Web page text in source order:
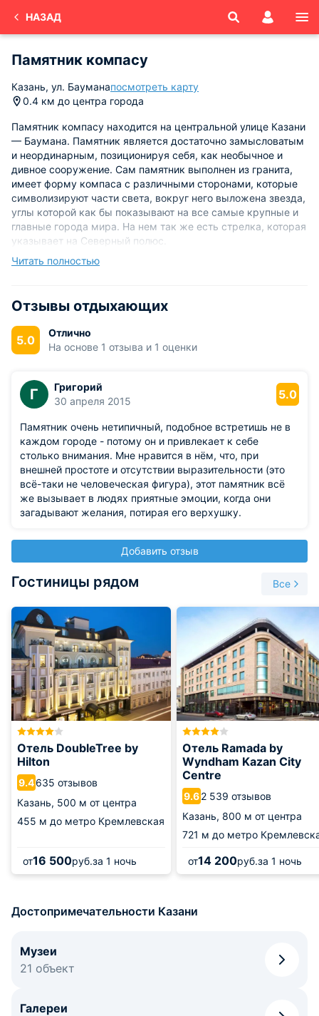
НАЗАД
Памятник компасу
Казань, ул. Бауманапосмотреть карту
0.4 км до центра города
Памятник компасу находится на центральной улице Казани
— Баумана. Памятник является достаточно замысловатым
и неординарным, позиционируя себя, как необычное и
дивное сооружение. Сам памятник выполнен из гранита,
имеет форму компаса с различными сторонами, которые
символизируют части света, вокруг него выложена звезда,
углы которой как бы показывают на все самые крупные и
главные города мира. На нем так же есть стрелка, которая
указывает на Северный полюс.
Создатели считают, что Казань является центром
естественно такое мнение вызывает огромные споры и
недовольство, но создателям думают по-другому. Именно
этот памятник очень популярен среди горожан, так как
является центровым местом для многих встреч и
свиданий, у всех жителей есть мнение, что если потереть
желаний, но только нужно этого очень желать и хотеть,
говорят, что памятник чувствует людей и дает им
вдохновение и положительный заряд, для некоторых
людей этот памятник становится музой, которой потом
посвящают песни и стихи, а для иностранных туристов
данное сооружение вызывает особый интерес.
Читать полностью
Отзывы отдыхающих
5.0
Отлично
На основе 1 отзыва и 1 оценки
Г
Григорий
30 апреля 2015
5.0
Памятник очень нетипичный, подобное встретишь не в
каждом городе - потому он и привлекает к себе
столько внимания. Мне нравится в нём, что, при
внешней простоте и отсутствии выразительности (это
всё-таки не человеческая фигура), этот памятник всё
же вызывает в людях приятные эмоции, когда они
загадывают желания, потирая его верхушку.
Добавить отзыв
Гостиницы рядом Все
Отель DoubleTree by
Hilton
9.4635 отзывов
Казань, 500 м от центра
455 м до метро Кремлевская
от16 500руб.за 1 ночь
Отель Ramada by
Wyndham Kazan City
Centre
9.62 539 отзывов
Казань, 800 м от центра
721 м до метро
от14 200руб.за 1 ночь
Достопримечательности Казани
Музеи
21 объект
Галереи